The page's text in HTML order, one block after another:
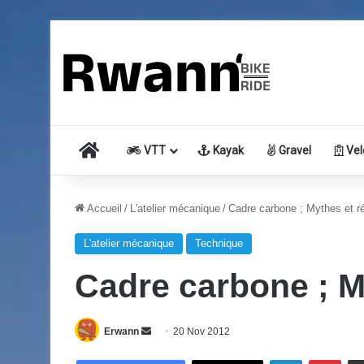
Accueil VTT Kayak Gravel
Accueil / L'atelier mécanique / Cadre carbone ; Mythes et
L'atelier mécanique Technique
Cadre carbone ;
Erwann 20 Nov 2012